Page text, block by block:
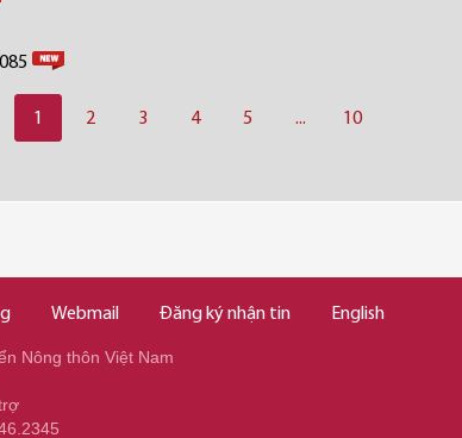
1 2 3 4 5 ... 10
Webmail Đăng ký nhận tin English
Nông thôn Việt Nam